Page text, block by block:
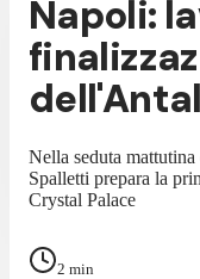
Napoli:
Nella seduta
Spalletti prepara la
Crystal Palace
2 min